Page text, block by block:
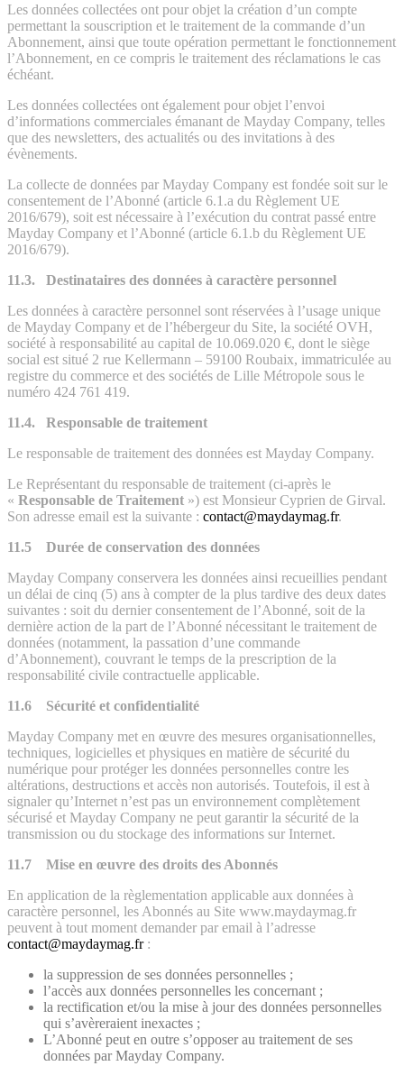
Les données collectées ont pour objet la création d’un compte
permettant la souscription et le traitement de la commande d’un
Abonnement, ainsi que toute opération permettant le fonctionnement
l’Abonnement, en ce compris le traitement des réclamations le cas
échéant.
Les données collectées ont également pour objet l’envoi
d’informations commerciales émanant de Mayday Company, telles
que des newsletters, des actualités ou des invitations à des
évènements.
La collecte de données par Mayday Company est fondée soit sur le
consentement de l’Abonné (article 6.1.a du Règlement UE
2016/679), soit est nécessaire à l’exécution du contrat passé entre
Mayday Company et l’Abonné (article 6.1.b du Règlement UE
2016/679).
11.3. Destinataires des données à caractère personnel
Les données à caractère personnel sont réservées à l’usage unique
de Mayday Company et de l’hébergeur du Site, la société OVH,
société à responsabilité au capital de 10.069.020 €, dont le siège
social est situé 2 rue Kellermann – 59100 Roubaix, immatriculée au
registre du commerce et des sociétés de Lille Métropole sous le
numéro 424 761 419.
11.4. Responsable de traitement
Le responsable de traitement des données est Mayday Company.
Le Représentant du responsable de traitement (ci-après le
« Responsable de Traitement ») est Monsieur Cyprien de Girval.
Son adresse email est la suivante : contact@maydaymag.fr.
11.5 Durée de conservation des données
Mayday Company conservera les données ainsi recueillies pendant
un délai de cinq (5) ans à compter de la plus tardive des deux dates
suivantes : soit du dernier consentement de l’Abonné, soit de la
dernière action de la part de l’Abonné nécessitant le traitement de
données (notamment, la passation d’une commande
d’Abonnement), couvrant le temps de la prescription de la
responsabilité civile contractuelle applicable.
11.6 Sécurité et confidentialité
Mayday Company met en œuvre des mesures organisationnelles,
techniques, logicielles et physiques en matière de sécurité du
numérique pour protéger les données personnelles contre les
altérations, destructions et accès non autorisés. Toutefois, il est à
signaler qu’Internet n’est pas un environnement complètement
sécurisé et Mayday Company ne peut garantir la sécurité de la
transmission ou du stockage des informations sur Internet.
11.7 Mise en œuvre des droits des Abonnés
En application de la règlementation applicable aux données à
caractère personnel, les Abonnés au Site www.maydaymag.fr
peuvent à tout moment demander par email à l’adresse
contact@maydaymag.fr:
la suppression de ses données personnelles ;
l’accès aux données personnelles les concernant ;
la rectification et/ou la mise à jour des données personnelles
qui s’avèreraient inexactes ;
L’Abonné peut en outre s’opposer au traitement de ses
données par Mayday Company.